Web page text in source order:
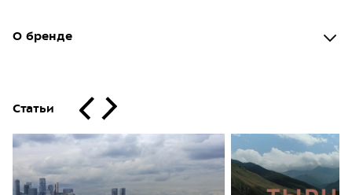
О бренде
Статьи